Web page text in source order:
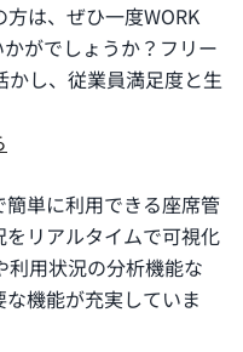
は、ぜひ一度WORK
がでしょうか？フリー
かし、従業員満足度と生
簡単に利用できる座席管
リアルタイムで可視化
利用状況の分析機能な
機能が充実していま